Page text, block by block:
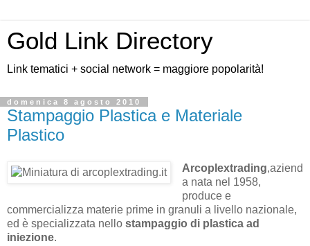
Gold Link Directory
Link tematici + social network = maggiore popolarità!
domenica 8 agosto 2010
Stampaggio Plastica e Materiale
Plastico
Arcoplextrading,aziend
a nata nel 1958,
produce e
commercializza materie prime in granuli a livello nazionale,
ed è specializzata nello stampaggio di plastica ad
iniezione.